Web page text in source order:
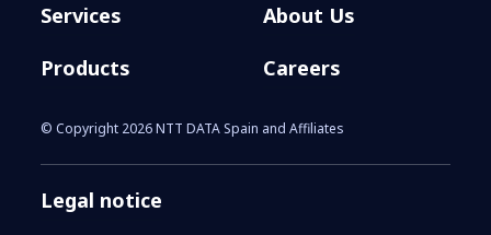
Services
Products
About Us
Careers
© Copyright 2026 NTT DATA Spain and Affiliates
Legal notice